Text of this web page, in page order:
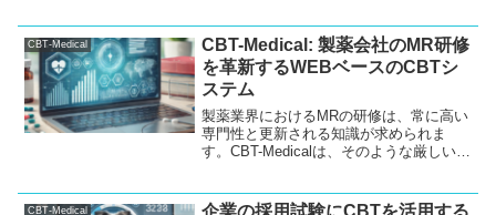
用試験対策に効率的に取り組めるように
設計されており、スマートフォンをはじ
めとする様々なデバイスで利用可能で
す。また、試験管理だけでなく、e-ラー
ニングシステムとしても活用でき、受験
者のスキルアップにも大きく貢献しま
す。
CBT-Medical
CBT-Medical: 製薬会社のMR研修
を革新するWEBベースのCBTシ
ステム
製薬業界におけるMRの研修は、常に高い
専門性と更新される知識が求められま
す。CBT-Medicalは、そのような厳しい要
す。このシステムを導入することで、MR
CBT-Medical
企業の採用試験にCBTを活用する